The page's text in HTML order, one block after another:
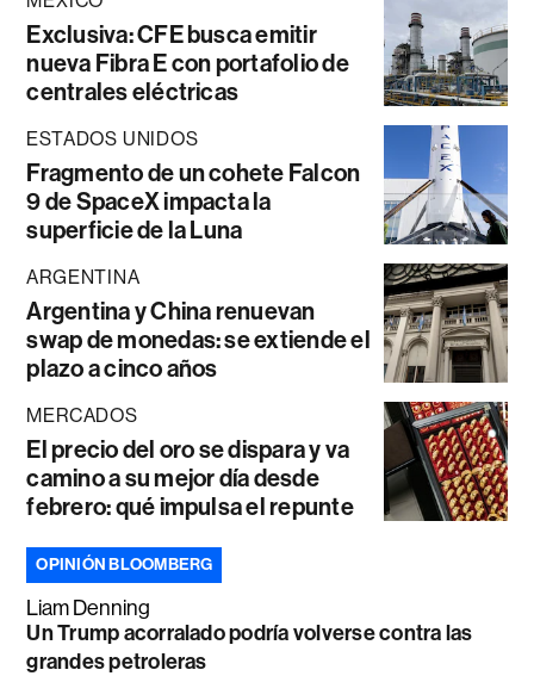
Exclusiva: CFE busca emitir
nueva Fibra E con portafolio de
centrales eléctricas
ESTADOS UNIDOS
Fragmento de un cohete Falcon
9 de SpaceX impacta la
superficie de la Luna
ARGENTINA
Argentina y China renuevan
swap de monedas: se extiende el
plazo a cinco años
MERCADOS
El precio del oro se dispara y va
camino a su mejor día desde
febrero: qué impulsa el repunte
OPINIÓN BLOOMBERG
Liam Denning
Un Trump acorralado podría volverse contra las
grandes petroleras